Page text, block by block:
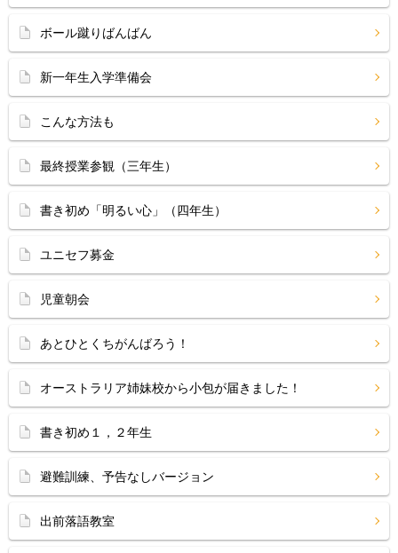
ボール蹴りばんばん
新一年生入学準備会
こんな方法も
最終授業参観（三年生）
書き初め「明るい心」（四年生）
ユニセフ募金
児童朝会
あとひとくちがんばろう！
オーストラリア姉妹校から小包が届きました！
書き初め１，２年生
避難訓練、予告なしバージョン
出前落語教室